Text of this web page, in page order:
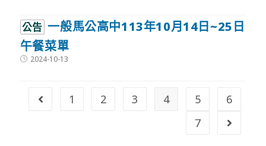
公告 ⼀般馬公高中113年10月14日~25日
午餐菜單
Post2024-10-13
Go to the previous page
1 2 3 4 5
6
7
Go to